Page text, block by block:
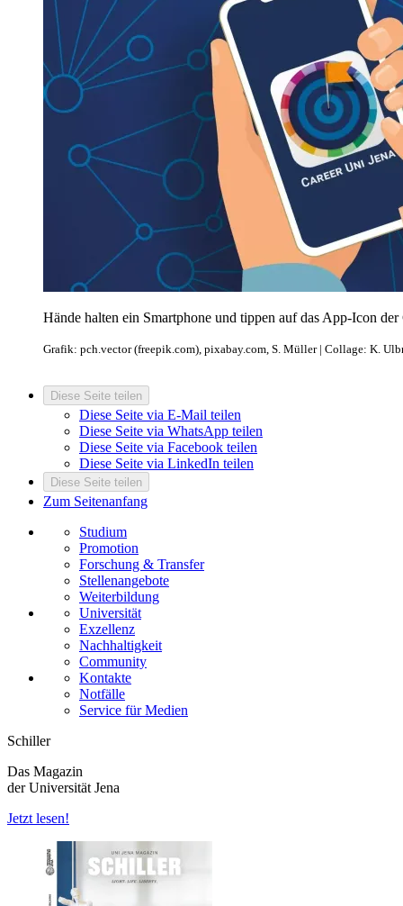
Hände halten ein Smartphone und tippen auf das App-Icon
Grafik: pch.vector (freepik.com), pixabay.com, S. Müller | Collage: K.
Diese Seite teilen
Diese Seite via E-Mail teilen
Diese Seite via WhatsApp teilen
Diese Seite via Facebook teilen
Diese Seite via LinkedIn teilen
Diese Seite teilen
Zum Seitenanfang
Studium
Promotion
Forschung & Transfer
Stellenangebote
Weiterbildung
Universität
Exzellenz
Nachhaltigkeit
Community
Kontakte
Notfälle
Service für Medien
Schiller
Das Magazin
der Universität Jena
Jetzt lesen!